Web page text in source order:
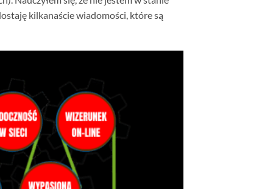
kilkanaście wiadomości, które są